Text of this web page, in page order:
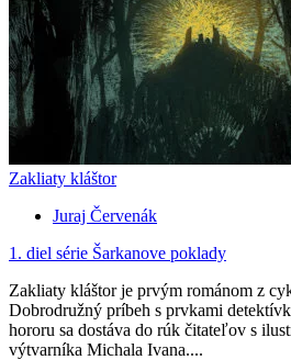
Zakliaty kláštor
Juraj Červenák
1. diel série Šarkanove poklady
Zakliaty kláštor je prvým románom z
Dobrodružný príbeh s prvkami
hororu sa dostáva do rúk čitateľov s
výtvarníka Michala Ivana....